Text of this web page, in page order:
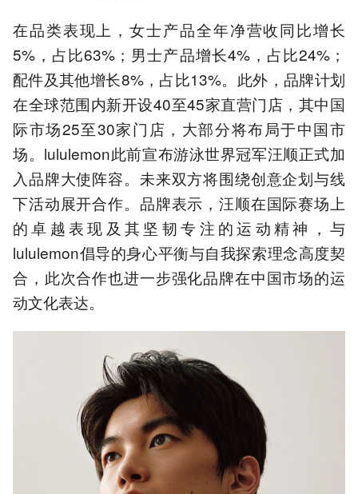
在品类表现上，女士产品全年净营收同比增长
5%，占比63%；男士产品增长4%，占比24%；
配件及其他增长8%，占比13%。此外，品牌计划
在全球范围内新开设40至45家直营门店，其中国
际市场25至30家门店，大部分将布局于中国市
场。lululemon此前宣布游泳世界冠军汪顺正式加
入品牌大使阵容。未来双方将围绕创意企划与线
下活动展开合作。品牌表示，汪顺在国际赛场上
的卓越表现及其坚韧专注的运动精神，与
lululemon倡导的身心平衡与自我探索理念高度契
合，此次合作也进一步强化品牌在中国市场的运
动文化表达。